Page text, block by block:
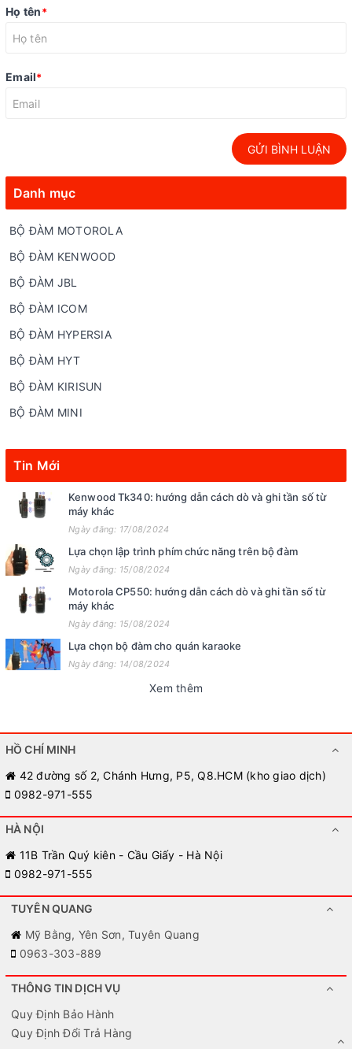
Họ tên*
Email*
GỬI BÌNH LUẬN
Danh mục
BỘ ĐÀM MOTOROLA
BỘ ĐÀM KENWOOD
BỘ ĐÀM JBL
BỘ ĐÀM ICOM
BỘ ĐÀM HYPERSIA
BỘ ĐÀM HYT
BỘ ĐÀM KIRISUN
BỘ ĐÀM MINI
Tin Mới
Kenwood Tk340: hướng dẫn cách dò và ghi tần số từ
máy khác
Ngày đăng: 17/08/2024
Lựa chọn lập trình phím chức năng trên bộ đàm
Ngày đăng: 15/08/2024
Motorola CP550: hướng dẫn cách dò và ghi tần số từ
máy khác
Ngày đăng: 15/08/2024
Lựa chọn bộ đàm cho quán karaoke
Ngày đăng: 14/08/2024
Xem thêm
HỒ CHÍ MINH
42 đường số 2, Chánh Hưng, P5, Q8.HCM (kho giao dịch)
0982-971-555
HÀ NỘI
11B Trần Quý kiên - Cầu Giấy - Hà Nội
0982-971-555
TUYÊN QUANG
Mỹ Bằng, Yên Sơn, Tuyên Quang
0963-303-889
THÔNG TIN DỊCH VỤ
Quy Định Bảo Hành
Quy Định Đổi Trả Hàng